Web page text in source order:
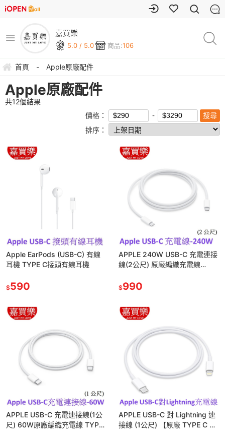
嘉買樂
5.0 / 5.0 商品:106
首頁 - Apple原廠配件
Apple原廠配件
共12個結果
價格：
排序：
Apple EarPods (USB-C) 有線
耳機 TYPE C接頭有線耳機
$590
APPLE 240W USB-C 充電連接
線(2公尺) 原廠編織充電線
$990
APPLE USB-C 充電連接線(1公
尺) 60W原廠編織充電線 TYPE
APPLE USB-C 對 Lightning 連
接線 (1公尺) 【原廠 TYPE C 對